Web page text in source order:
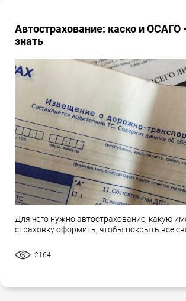
Автострахование: каско и ОСАГО
знать
Для чего нужно автострахование, какую
страховку оформить, чтобы покрыть все
2164